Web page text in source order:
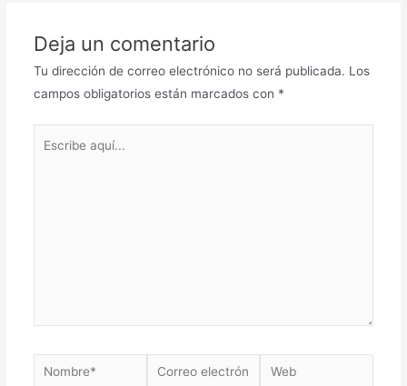
Deja un comentario
Tu dirección de correo electrónico no será publicada. Los
campos obligatorios están marcados con *
Nombre*
Correo
Web